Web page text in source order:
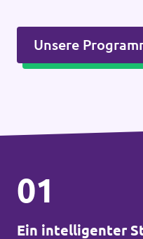
Unsere
01
Ein intelligenter